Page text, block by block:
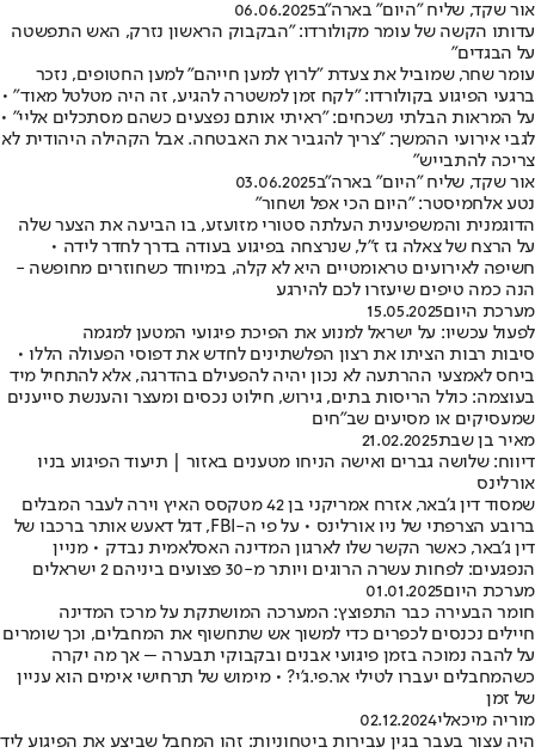
אור שקד, שליח "היום" בארה"ב06.06.2025
עדותו הקשה של עומר מקולורדו: "הבקבוק הראשון נזרק, האש התפשטה
על הבגדים"
עומר שחר, שמוביל את צעדת "לרוץ למען חייהם" למען החטופים, נזכר
ברגעי הפיגוע בקולורדו: "לקח זמן למשטרה להגיע, זה היה מטלטל מאוד" •
על המראות הבלתי נשכחים: "ראיתי אותם נפצעים כשהם מסתכלים אליי" •
לגבי אירועי ההמשך: "צריך להגביר את האבטחה. אבל הקהילה היהודית לא
צריכה להתבייש"
אור שקד, שליח "היום" בארה"ב03.06.2025
נטע אלחמיסטר: "היום הכי אפל ושחור"
הדוגמנית והמשפיענית העלתה סטורי מזועזע, בו הביעה את הצער שלה
על הרצח של צאלה גז ז"ל, שנרצחה בפיגוע בעודה בדרך לחדר לידה •
חשיפה לאירועים טראומטיים היא לא קלה, במיוחד כשחוזרים מחופשה -
הנה כמה טיפים שיעזרו לכם להירגע
מערכת היום15.05.2025
לפעול עכשיו: על ישראל למנוע את הפיכת פיגועי המטען למגמה
סיבות רבות הציתו את רצון הפלשתינים לחדש את דפוסי הפעולה הללו •
ביחס לאמצעי ההרתעה לא נכון יהיה להפעילם בהדרגה, אלא להתחיל מיד
בעוצמה: כולל הריסות בתים, גירוש, חילוט נכסים ומעצר והענשת סייענים
שמעסיקים או מסיעים שב"חים
מאיר בן שבת21.02.2025
דיווח: שלושה גברים ואישה הניחו מטענים באזור | תיעוד הפיגוע בניו
אורלינס
שמסוד דין ג'באר, אזרח אמריקני בן 42 מטקסס האיץ וירה לעבר המבלים
ברובע הצרפתי של ניו אורלינס • על פי ה-FBI, דגל דאעש אותר ברכבו של
דין ג'באר, כאשר הקשר שלו לארגון המדינה האסלאמית נבדק • מניין
הנפגעים: לפחות עשרה הרוגים ויותר מ-30 פצועים ביניהם 2 ישראלים
מערכת היום01.01.2025
חומר הבעירה כבר התפוצץ: המערכה המושתקת על מרכז המדינה
חיילים נכנסים לכפרים כדי למשוך אש שתחשוף את המחבלים, וכך שומרים
על להבה נמוכה בזמן פיגועי אבנים ובקבוקי תבערה – אך מה יקרה
כשהמחבלים יעברו לטילי אר.פי.ג'י? • מימוש של תרחישי אימים הוא עניין
של זמן
מוריה מיכאלי02.12.2024
היה עצור בעבר בגין עבירות ביטחוניות: זהו המחבל שביצע את הפיגוע ליד